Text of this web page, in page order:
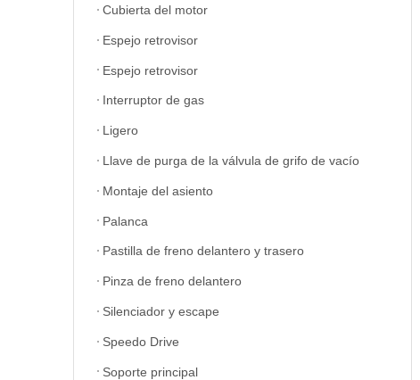
Cubierta del motor
Espejo retrovisor
Espejo retrovisor
Interruptor de gas
Ligero
Llave de purga de la válvula de grifo de vacío
Montaje del asiento
Palanca
Pastilla de freno delantero y trasero
Pinza de freno delantero
Silenciador y escape
Speedo Drive
Soporte principal